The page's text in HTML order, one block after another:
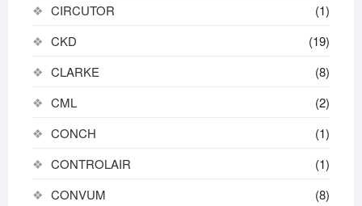
CIRCUTOR
(1)
CKD
(19)
CLARKE
(8)
CML
(2)
CONCH
(1)
CONTROLAIR
(1)
CONVUM
(8)